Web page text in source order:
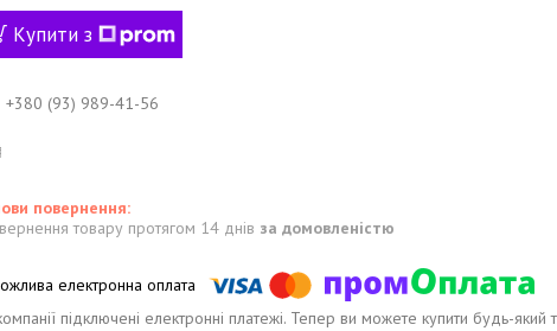
Купити з
+380 (93) 989-41-56
товару протягом 14 днів за домовленістю
підключені електронні платежі. Тепер ви можете купити будь-